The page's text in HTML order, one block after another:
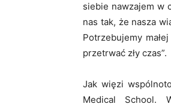
siebie nawzajem w
nas tak, że nasza
Potrzebujemy
przetrwać zły czas”.
Jak więzi
Medical School.